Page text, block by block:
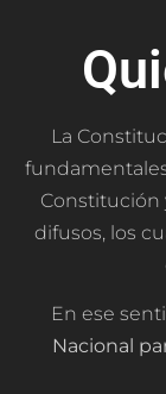
La
Constitución
difusos, los
En ese
Nacional